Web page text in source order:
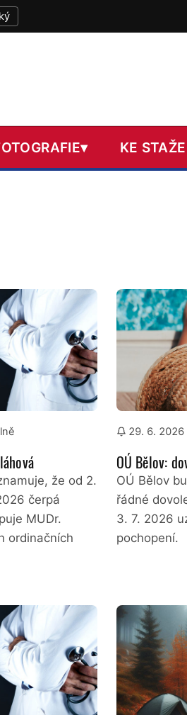
▾ KE
že od 2.
čerpá
MUDr.
ordinačních
29. 6. 2026
OÚ Bělov:
OÚ Bělov
řádné
3. 7. 2026
pochopení.